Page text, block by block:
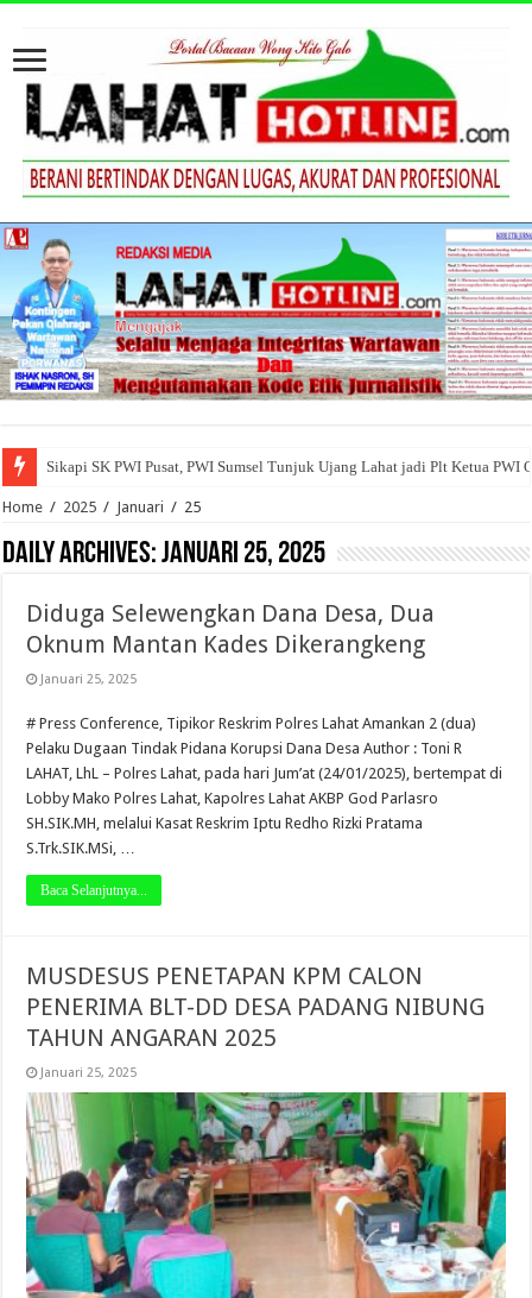
Sikapi SK PWI Pusat, PWI Sumsel Tunjuk Ujang Lahat jadi Plt Ketua PWI
Home / 2025 / Januari / 25
Daily Archives:Januari 25, 2025
Diduga Selewengkan Dana Desa, Dua
Oknum Mantan Kades Dikerangkeng
Januari 25, 2025
# Press Conference, Tipikor Reskrim Polres Lahat Amankan 2 (dua)
Pelaku Dugaan Tindak Pidana Korupsi Dana Desa Author : Toni R
LAHAT, LhL – Polres Lahat, pada hari Jum’at (24/01/2025), bertempat di
Lobby Mako Polres Lahat, Kapolres Lahat AKBP God Parlasro
SH.SIK.MH, melalui Kasat Reskrim Iptu Redho Rizki Pratama
S.Trk.SIK.MSi, …
Baca Selanjutnya...
MUSDESUS PENETAPAN KPM CALON
PENERIMA BLT-DD DESA PADANG NIBUNG
TAHUN ANGARAN 2025
Januari 25, 2025